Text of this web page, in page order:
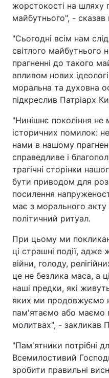
жорстокості на шляху
майбутнього", - сказав
"Сьогодні всім нам
світлого майбутнього
прагненні до такого
впливом нових
моральна та духовна
підкреслив Патріарх
"Нинішнє покоління
історичних помилок:
нами в нашому
справедливе і
трагічні сторінки
бути приводом для
посилення
має з морального
політичний ритуал.
При цьому ми
ці страшні події, адже
війни, голоду,
це не безлика маса, а
наші предки, які
яких ми продовжуємо
пам'ятаємо або маємо
молитвах", - закликав
"Пам'ятники потрібні
Всемилостивий
зробити правильні